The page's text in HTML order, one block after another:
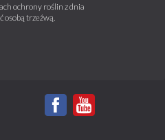
ochrony roślin z dnia
trzeźwą.